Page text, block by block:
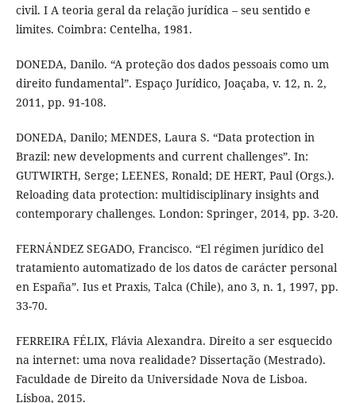
civil. I A teoria geral da relação jurídica – seu sentido e
limites. Coimbra: Centelha, 1981.
DONEDA, Danilo. “A proteção dos dados pessoais como um
direito fundamental”. Espaço Jurídico, Joaçaba, v. 12, n. 2,
2011, pp. 91-108.
DONEDA, Danilo; MENDES, Laura S. “Data protection in
Brazil: new developments and current challenges”. In:
GUTWIRTH, Serge; LEENES, Ronald; DE HERT, Paul (Orgs.).
Reloading data protection: multidisciplinary insights and
contemporary challenges. London: Springer, 2014, pp. 3-20.
FERNÁNDEZ SEGADO, Francisco. “El régimen jurídico del
tratamiento automatizado de los datos de carácter personal
en España”. Ius et Praxis, Talca (Chile), ano 3, n. 1, 1997, pp.
33-70.
FERREIRA FÉLIX, Flávia Alexandra. Direito a ser esquecido
na internet: uma nova realidade? Dissertação (Mestrado).
Faculdade de Direito da Universidade Nova de Lisboa.
Lisboa, 2015.